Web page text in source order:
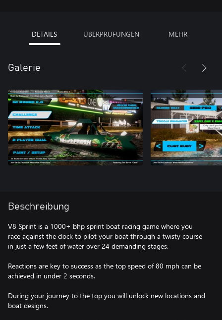
DETAILS ÜBERPRÜFUNGEN MEHR
Galerie
Beschreibung
V8 Sprint is a 1000+ bhp sprint boat racing game where you
race against the clock to pilot your boat through a twisty course
in just a few feet of water over 24 demanding stages.
Reactions are key to success as the top speed of 80 mph can be
achieved in under 2 seconds.
During your journey to the top you will unlock new locations and
boat designs.